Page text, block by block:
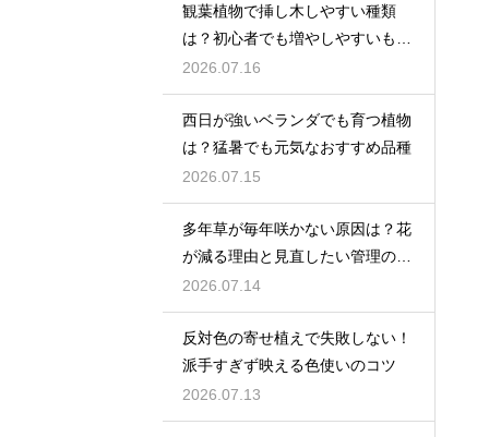
観葉植物で挿し木しやすい種類
は？初心者でも増やしやすいもの
を紹介
2026.07.16
西日が強いベランダでも育つ植物
は？猛暑でも元気なおすすめ品種
2026.07.15
多年草が毎年咲かない原因は？花
が減る理由と見直したい管理のコ
ツ
2026.07.14
反対色の寄せ植えで失敗しない！
派手すぎず映える色使いのコツ
2026.07.13